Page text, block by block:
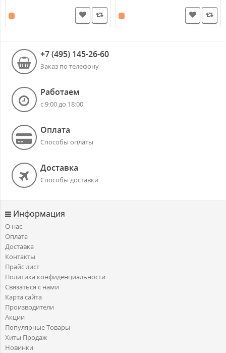
+7 (495) 145-26-60
Заказ по телефону
Работаем
с 9:00 до 18:00
Оплата
Способы оплаты
Доставка
Способы доставки
Информация
О нас
Оплата
Доставка
Контакты
Прайс лист
Политика конфиденциальности
Связаться с нами
Карта сайта
Производители
Акции
Популярные Товары
Хиты Продаж
Новинки